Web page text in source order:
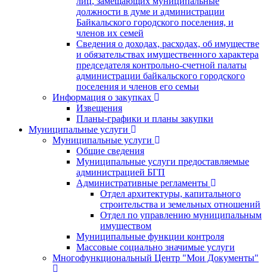
должности в думе и администрации
Байкальского городского поселения, и
членов их семей
Сведения о доходах, расходах, об имуществе
и обязательствах имущественного характера
председателя контрольно-счетной палаты
администрации байкальского городского
поселения и членов его семьи
Информация о закупках
Извещения
Планы-графики и планы закупки
Муниципальные услуги
Муниципальные услуги
Общие сведения
Муниципальные услуги предоставляемые
администрацией БГП
Административные регламенты
Отдел архитектуры, капитального
строительства и земельных отношений
Отдел по управлению муниципальным
имуществом
Муниципальные функции контроля
Массовые социально значимые услуги
Многофункциональный Центр "Мои Документы"